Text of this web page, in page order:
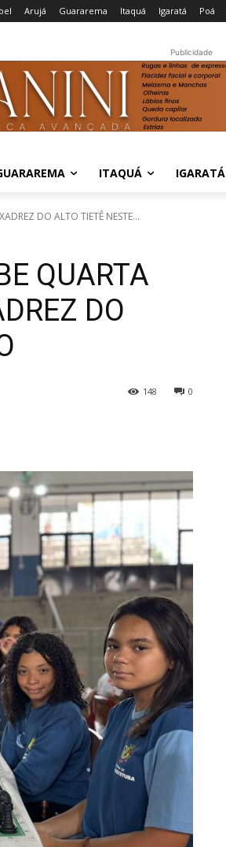
Arujá Guararema Itaquá Igaratá Poá
Publicidade
ITAQUÁ IGARATÁ
DO ALTO TIETÊ NESTE...
QUARTA
DO
0
148